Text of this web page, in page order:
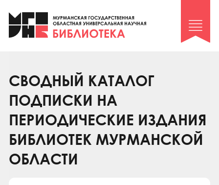
Клуб «Гиря и сельдерей»
Клуб «Семейный архив»
Коллегам
Контакты
СВОДНЫЙ КАТАЛОГ
ПОДПИСКИ НА
ПЕРИОДИЧЕСКИЕ ИЗДАНИЯ
БИБЛИОТЕК МУРМАНСКОЙ
ОБЛАСТИ